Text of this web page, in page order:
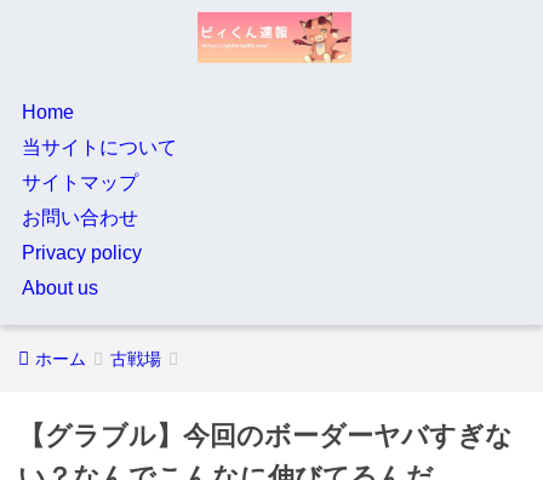
Home
当サイトについて
サイトマップ
お問い合わせ
Privacy policy
About us
ホーム 古戦場
【グラブル】今回のボーダーヤバすぎな